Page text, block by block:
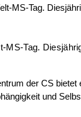
MS-Tag.